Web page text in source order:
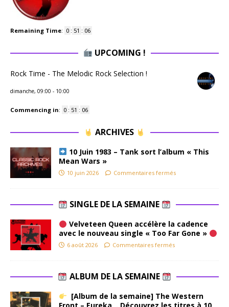
Remaining Time: 0 : 51 : 05
UPCOMING !
Rock Time - The Melodic Rock Selection !
dimanche, 09:00 - 10:00
Commencing in: 0 : 51 : 05
ARCHIVES
10 Juin 1983 – Tank sort l’album « This
Mean Wars »
10 juin 2026 Commentaires fermés
SINGLE DE LA SEMAINE
Velveteen Queen accélère la cadence
avec le nouveau single « Too Far Gone »
6 août 2026 Commentaires fermés
ALBUM DE LA SEMAINE
[Album de la semaine] The Western